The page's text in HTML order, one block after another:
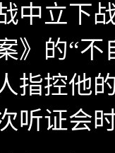
中立下
》的“
指控他
听证会